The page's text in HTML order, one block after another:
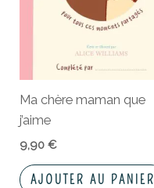
Ma chère maman que
j’aime
9,90€
AJOUTER AU PANIER